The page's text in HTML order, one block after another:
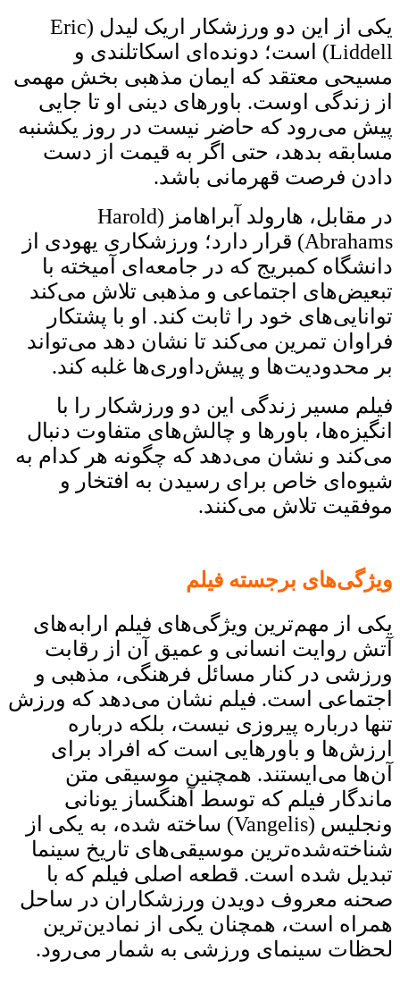
یکی از این دو ورزشکار اریک لیدل (Eric
Liddell) است؛ دونده‌ای اسکاتلندی و
مسیحی معتقد که ایمان مذهبی بخش مهمی
از زندگی اوست. باورهای دینی او تا جایی
پیش می‌رود که حاضر نیست در روز یکشنبه
مسابقه بدهد، حتی اگر به قیمت از دست
دادن فرصت قهرمانی باشد.
در مقابل، هارولد آبراهامز (Harold
Abrahams) قرار دارد؛ ورزشکاری یهودی از
دانشگاه کمبریج که در جامعه‌ای آمیخته با
تبعیض‌های اجتماعی و مذهبی تلاش می‌کند
توانایی‌های خود را ثابت کند. او با پشتکار
فراوان تمرین می‌کند تا نشان دهد می‌تواند
بر محدودیت‌ها و پیش‌داوری‌ها غلبه کند.
فیلم مسیر زندگی این دو ورزشکار را با
انگیزه‌ها، باورها و چالش‌های متفاوت دنبال
می‌کند و نشان می‌دهد که چگونه هر کدام به
شیوه‌ای خاص برای رسیدن به افتخار و
موفقیت تلاش می‌کنند.
ویژگی‌های برجسته فیلم
یکی از مهم‌ترین ویژگی‌های فیلم ارابه‌های
آتش روایت انسانی و عمیق آن از رقابت
ورزشی در کنار مسائل فرهنگی، مذهبی و
اجتماعی است. فیلم نشان می‌دهد که ورزش
تنها درباره پیروزی نیست، بلکه درباره
ارزش‌ها و باورهایی است که افراد برای
آن‌ها می‌ایستند. همچنین موسیقی متن
ماندگار فیلم که توسط آهنگساز یونانی
ونجلیس (Vangelis) ساخته شده، به یکی از
شناخته‌شده‌ترین موسیقی‌های تاریخ سینما
تبدیل شده است. قطعه اصلی فیلم که با
صحنه معروف دویدن ورزشکاران در ساحل
همراه است، همچنان یکی از نمادین‌ترین
لحظات سینمای ورزشی به شمار می‌رود.